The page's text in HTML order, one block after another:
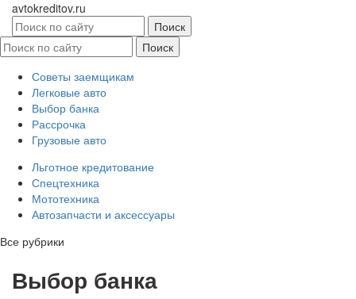
avtokreditov.ru
Советы заемщикам
Легковые авто
Выбор банка
Рассрочка
Грузовые авто
Льготное кредитование
Спецтехника
Мототехника
Автозапчасти и аксессуары
Все рубрики
Выбор банка